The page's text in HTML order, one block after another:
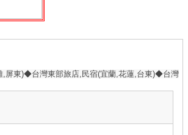
,屏東)◆台灣東部旅店,民宿(宜蘭,花蓮,台東)◆台灣